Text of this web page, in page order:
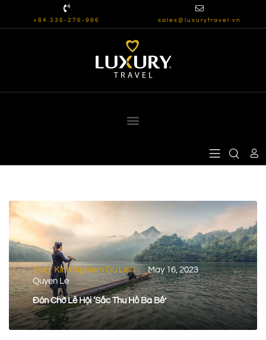
+84.336-276-996 sales@luxurytravel.vn
Blog,Kinh Nghiem Du Lich
May 16, 2023
Quyen Le
Đón Chờ Lễ Hội ‘Sắc Thu Hồ Ba Bể’